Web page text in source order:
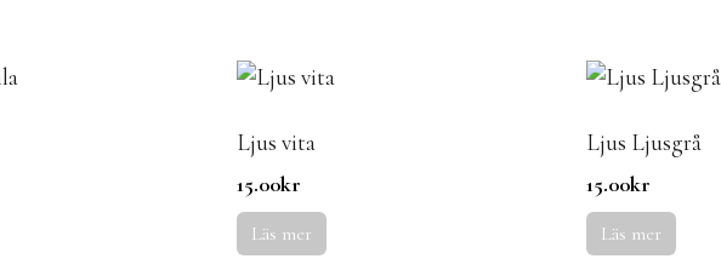
Ljus vita
15.00kr
Läs mer
Ljus Ljusgrå
15.00kr
Läs mer